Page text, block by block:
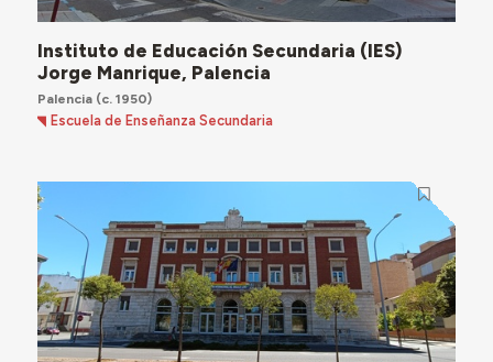
Instituto de Educación Secundaria (IES)
Jorge Manrique, Palencia
Palencia(c. 1950)
Escuela de Enseñanza Secundaria